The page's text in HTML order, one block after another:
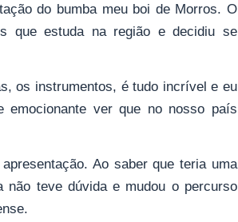
do bumba meu boi de Morros. O
que estuda na região e decidiu se
os instrumentos, é tudo incrível e eu
ver que no nosso país
Ao saber que teria uma
não teve dúvida e mudou o percurso